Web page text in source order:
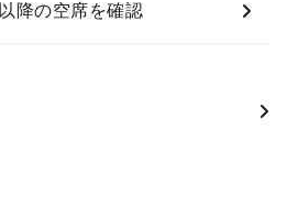
以降の空席を確認